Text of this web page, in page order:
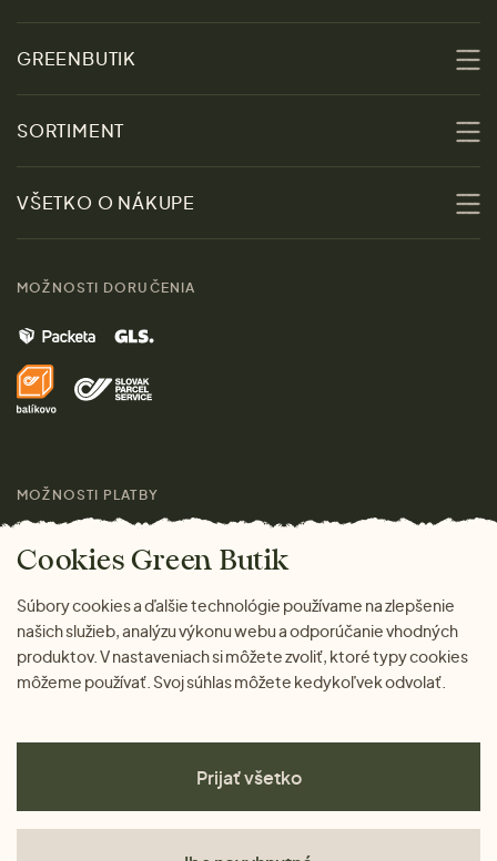
GREENBUTIK
Udržateľnosť
Kontakt
Značky
Pre médiá
SORTIMENT
Zľavy
Ženy
Muži
Domov
Darčeky
VŠETKO O NÁKUPE
Doprava a platba
MOŽNOSTI DORUČENIA
MOŽNOSTI PLATBY
Cookies Green Butik
Súbory cookies a ďalšie technológie používame na zlepšenie
našich služieb, analýzu výkonu webu a odporúčanie vhodných
produktov. V nastaveniach si môžete zvoliť, ktoré typy cookies
môžeme používať. Svoj súhlas môžete kedykoľvek odvolať.
Prijať všetko